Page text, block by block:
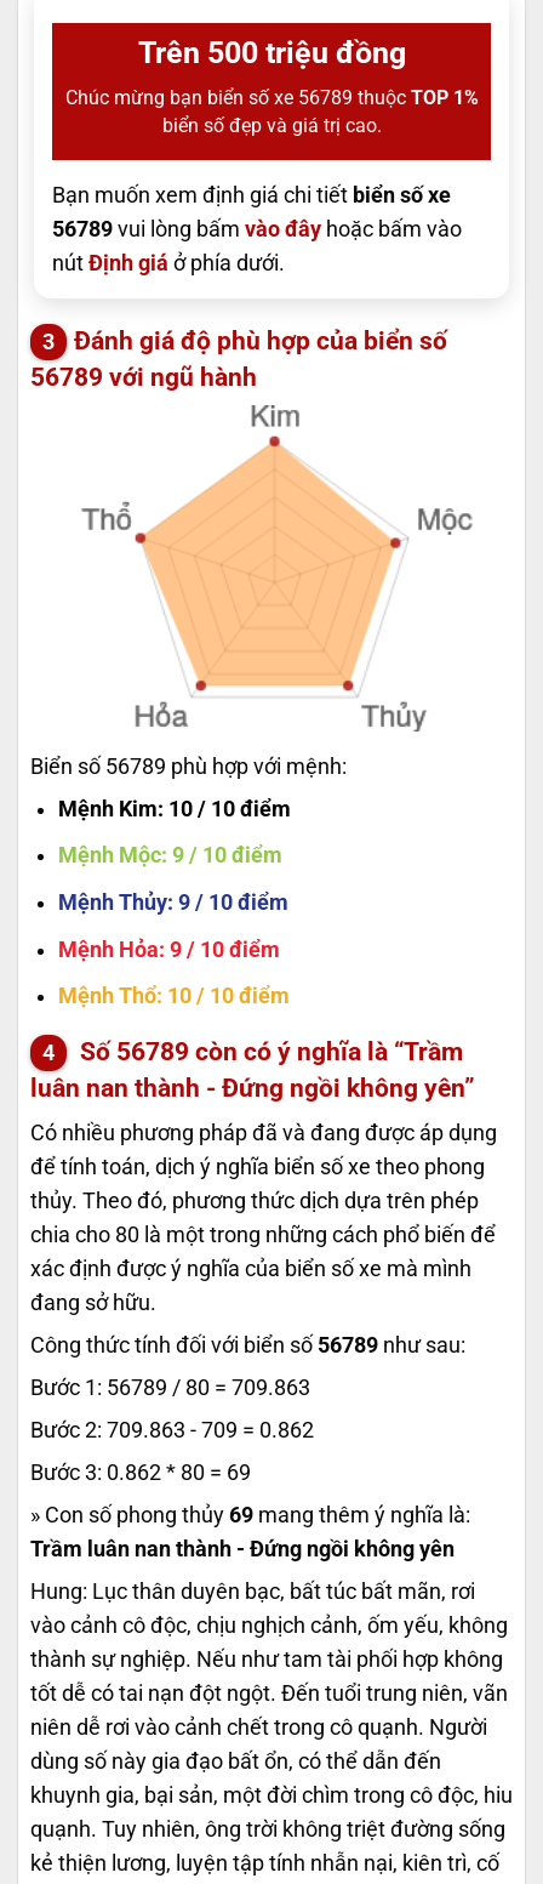
Trên 500 triệu đồng
Chúc mừng bạn biển số xe 56789 thuộc TOP 1%
biển số đẹp và giá trị cao.
Bạn muốn xem định giá chi tiết biển số xe
56789 vui lòng bấm vào đây hoặc bấm vào
nút Định giá ở phía dưới.
Đánh giá độ phù hợp của biển số
56789 với ngũ hành
Biển số 56789 phù hợp với mệnh:
Mệnh Kim: 10 / 10 điểm
Mệnh Mộc: 9 / 10 điểm
Mệnh Thủy: 9 / 10 điểm
Mệnh Hỏa: 9 / 10 điểm
Mệnh Thổ: 10 / 10 điểm
Số 56789 còn có ý nghĩa là “Trầm
luân nan thành - Đứng ngồi không yên”
Có nhiều phương pháp đã và đang được áp dụng
để tính toán, dịch ý nghĩa biển số xe theo phong
thủy. Theo đó, phương thức dịch dựa trên phép
chia cho 80 là một trong những cách phổ biến để
xác định được ý nghĩa của biển số xe mà mình
đang sở hữu.
Công thức tính đối với biển số 56789 như sau:
Bước 1: 56789 / 80 = 709.863
Bước 2: 709.863 - 709 = 0.862
Bước 3: 0.862 * 80 = 69
» Con số phong thủy 69 mang thêm ý nghĩa là:
Trầm luân nan thành - Đứng ngồi không yên
Hung: Lục thân duyên bạc, bất túc bất mãn, rơi
vào cảnh cô độc, chịu nghịch cảnh, ốm yếu, không
thành sự nghiệp. Nếu như tam tài phối hợp không
tốt dễ có tai nạn đột ngột. Đến tuổi trung niên, vãn
niên dễ rơi vào cảnh chết trong cô quạnh. Người
dùng số này gia đạo bất ổn, có thể dẫn đến
khuynh gia, bại sản, một đời chìm trong cô độc, hiu
quạnh. Tuy nhiên, ông trời không triệt đường sống
kẻ thiện lương, luyện tập tính nhẫn nại, kiên trì, cố